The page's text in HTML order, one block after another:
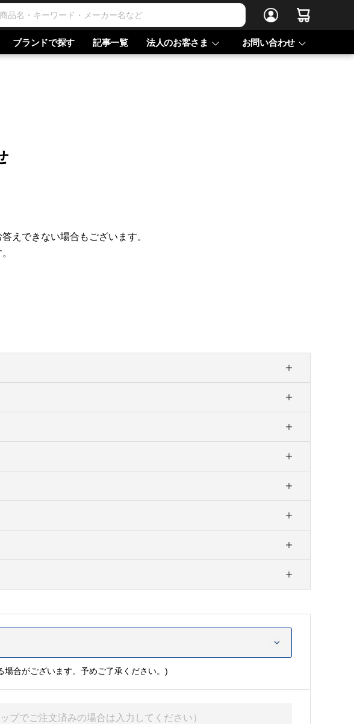
ブランドで探す 記事一覧 法人のお客さま お問い合わせ
えできない場合もございます。
合がございます。予めご了承ください。)